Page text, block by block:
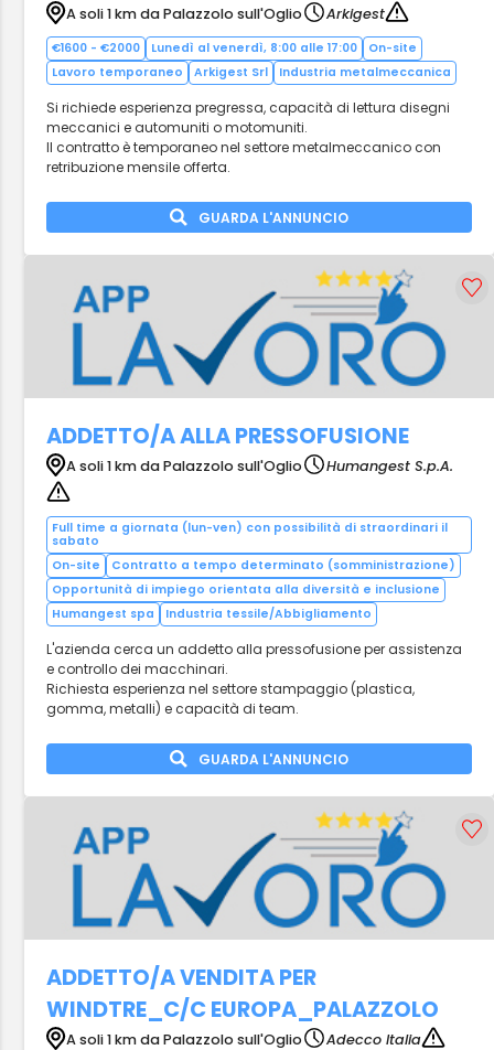
A soli 1 km da Palazzolo sull'Oglio Arkigest
€1600 - €2000 Lunedì al venerdì, 8:00 alle 17:00
On-site
Lavoro temporaneo
Arkigest Srl Industria metalmeccanica
Si richiede esperienza pregressa, capacità di lettura disegni
meccanici e automuniti o motomuniti.
Il contratto è temporaneo nel settore metalmeccanico con
retribuzione mensile offerta.
GUARDA L'ANNUNCIO
ADDETTO/A ALLA PRESSOFUSIONE
A soli 1 km da Palazzolo sull'Oglio Humangest S.p.A.
Full time a giornata (lun-ven) con possibilità di straordinari il
sabato
On-site
Contratto a tempo determinato (somministrazione)
Opportunità di impiego orientata alla diversità e inclusione
Humangest spa
Industria tessile/Abbigliamento
L'azienda cerca un addetto alla pressofusione per assistenza
e controllo dei macchinari.
Richiesta esperienza nel settore stampaggio (plastica,
gomma, metalli) e capacità di team.
GUARDA L'ANNUNCIO
ADDETTO/A VENDITA PER
WINDTRE_C/C EUROPA_PALAZZOLO
A soli 1 km da Palazzolo sull'Oglio
Adecco Italia